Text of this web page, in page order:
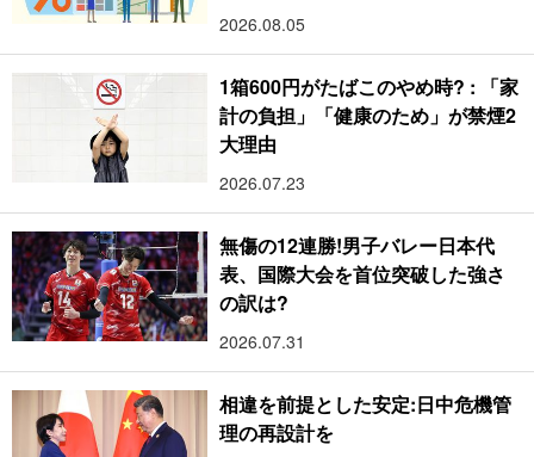
2026.08.05
1箱600円がたばこのやめ時? : 「家
計の負担」「健康のため」が禁煙2
大理由
2026.07.23
無傷の12連勝!男子バレー日本代
表、国際大会を首位突破した強さ
の訳は?
2026.07.31
相違を前提とした安定:日中危機管
理の再設計を